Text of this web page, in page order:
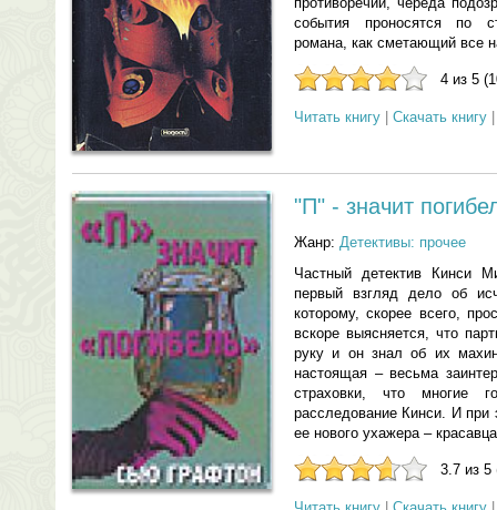
события проносятся по
романа, как сметающий все
4 из 5
Читать книгу Скачать книгу
"П" - значит
Жанр: Детективы: прочее
Частный детектив Кинси
первый взгляд дело об
которому, скорее всего,
вскоре выясняется, что
руку и он знал об их
настоящая – весьма
страховки, что многие
расследование Кинси. И при
ее нового ухажера –
3.7 из 5